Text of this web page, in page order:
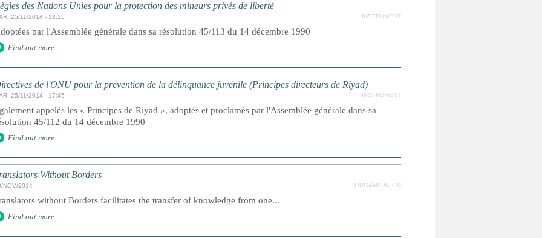
des Nations Unies pour la protection des mineurs privés de liberté
25/11/2014 - 18:15 INSTRUMENT
par l'Assemblée générale dans sa résolution 45/113 du 14 décembre 1990
Find out more
de l'ONU pour la prévention de la délinquance juvénile (Principes directeurs de Riyad)
25/11/2014 - 17:45 INSTRUMENT
appelés les « Principes de Riyad », adoptés et proclamés par l'Assemblée générale dans sa
45/112 du 14 décembre 1990
Find out more
Without Borders
NOV/2014 ORGANISATION
without Borders facilitates the transfer of knowledge from one...
Find out more